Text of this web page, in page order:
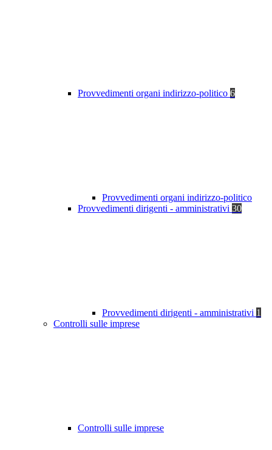
Provvedimenti organi indirizzo-politico 6
Provvedimenti organi indirizzo-politico
Provvedimenti dirigenti - amministrativi 30
Provvedimenti dirigenti - amministrativi 1
Controlli sulle imprese
Controlli sulle imprese